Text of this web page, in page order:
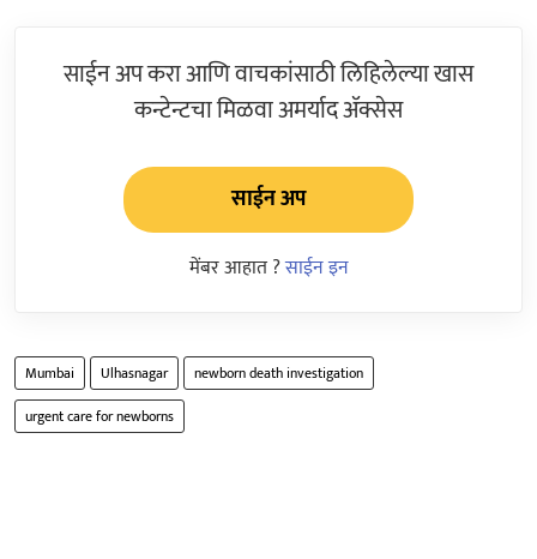
साईन अप करा आणि वाचकांसाठी लिहिलेल्या खास
कन्टेन्टचा मिळवा अमर्याद ॲक्सेस
साईन अप
मेंबर आहात ?साईन इन
Mumbai Ulhasnagar
newborn death investigation
urgent care for newborns